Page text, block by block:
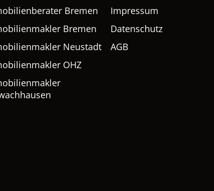
Bremen
Bremen
Neustadt
OHZ
Impressum
Datenschutz
AGB